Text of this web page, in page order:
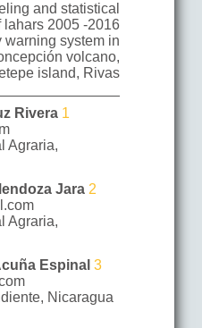
and statistical
lahars 2005 -2016
warning system in
volcano,
island, Rivas
Rivera 1
Agraria,
Jara 2
Agraria,
Espinal 3
, Nicaragua